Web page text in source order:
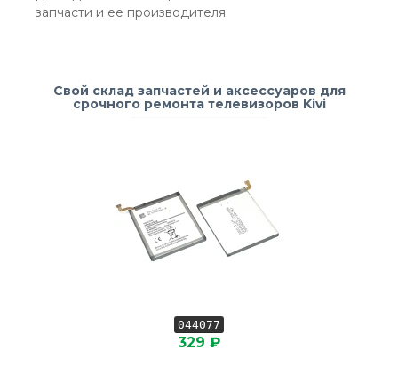
запчасти и ее производителя.
Свой склад запчастей и аксессуаров для
срочного ремонта телевизоров Kivi
044077
329 ₽